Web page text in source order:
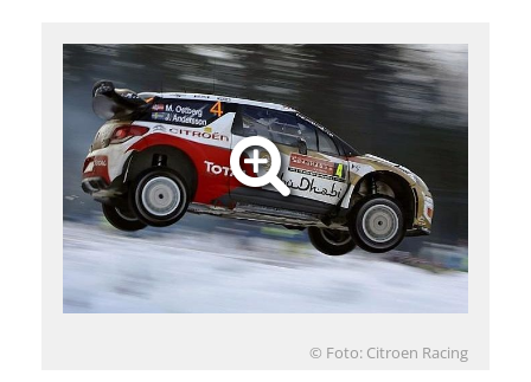
© Foto: Citroen Racing